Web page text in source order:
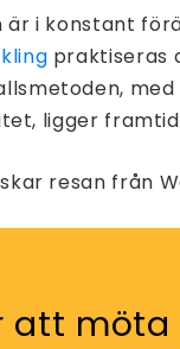
är i konstant
praktiseras
ligger
resan från
att